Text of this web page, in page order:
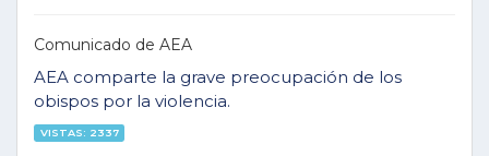
Comunicado de AEA
AEA comparte la grave preocupación de los
obispos por la violencia.
VISTAS: 2337